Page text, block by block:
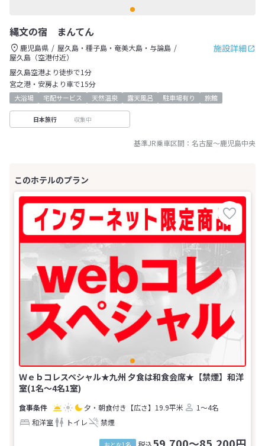
縄文の宿 まんてん
施設詳細
鹿児島県
屋久島・種子島・奄美大島・与論島
屋久島（空港付近）
屋久島空港より徒歩で1分
宮之港・安房より車で15分
大浴場 宅配サービス 天然温泉 露天風呂 駐車場有り 旅館
日本旅行 収集中
基準JR乗車区間： 名古屋～鹿児島中央
Ｗｅｂコレスペシャル★九州 夕食は和食会席★【禁煙】和洋
室(1名～4名1室)
夕・朝食付き 【広さ】19.9平米
1～4名
和洋室
トイレ 禁煙
税込